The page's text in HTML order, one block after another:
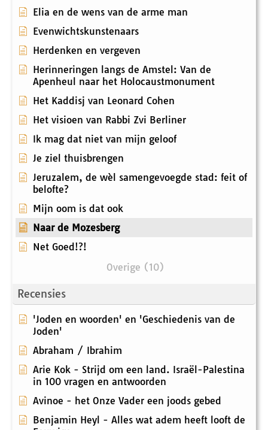
Elia en de wens van de arme man
Evenwichtskunstenaars
Herdenken en vergeven
Herinneringen langs de Amstel: Van de
Apenheul naar het Holocaustmonument
Het Kaddisj van Leonard Cohen
Het visioen van Rabbi Zvi Berliner
Ik mag dat niet van mijn geloof
Je ziel thuisbrengen
Jeruzalem, de wèl samengevoegde stad: feit of
belofte?
Mijn oom is dat ook
Naar de Mozesberg
Net Goed!?!
Overige (10)
Recensies
'Joden en woorden' en 'Geschiedenis van de
Joden'
Abraham / Ibrahim
Arie Kok - Strijd om een land. Israël-Palestina
in 100 vragen en antwoorden
Avinoe - het Onze Vader een joods gebed
Benjamin Heyl - Alles wat adem heeft looft de